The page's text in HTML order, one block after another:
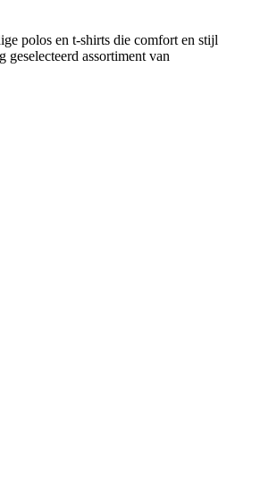
polos en t-shirts die comfort en stijl
assortiment van